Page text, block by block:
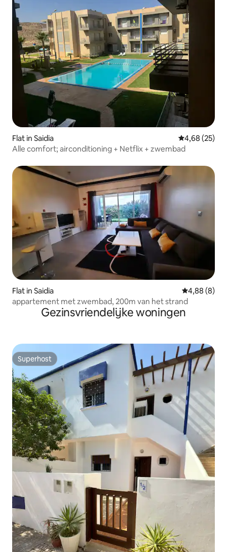
Flat in Saidia Gemiddelde
4,68 (25)
Alle comfort; airconditioning + Netflix + zwembad
Flat in Saidia Gemiddelde
4,88 (8)
appartement met zwembad, 200m van het strand
Gezinsvriendelijke woningen
Superhost
Superhost